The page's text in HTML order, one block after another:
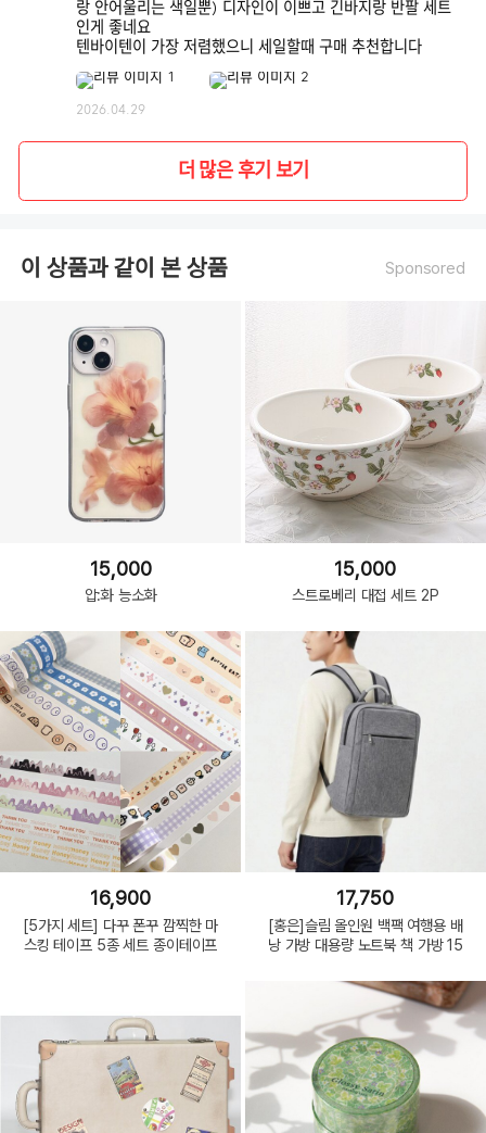
랑 안어울리는 색일뿐) 디자인이 이쁘고 긴바지랑 반팔 세트
인게 좋네요
텐바이텐이 가장 저렴했으니 세일할때 구매 추천합니다
2026.04.29
더 많은 후기 보기
이 상품과 같이 본 상품 Sponsored
15,000
압:화 능소화
15,000
스트로베리 대접 세트 2P
16,900
[5가지 세트] 다꾸 폰꾸 깜찍한 마
스킹 테이프 5종 세트 종이테이프
17,750
[홍은]슬림 올인원 백팩 여행용 배
낭 가방 대용량 노트북 책 가방 15